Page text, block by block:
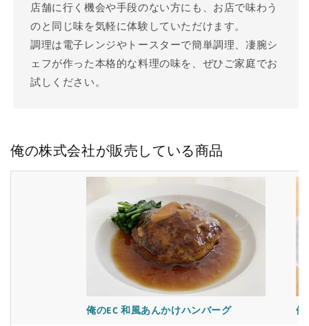
店舗に行く機会や手段のない方にも、お店で味わう
のと同じ味を気軽に体験していただけます。
調理は電子レンジやトースターで簡単調理、凄腕シ
ェフが作った本格的な料理の味を、ぜひご家庭でお
試しください。
俺の株式会社が販売している商品
俺のEC 和風あんかけハンバーグ 俺